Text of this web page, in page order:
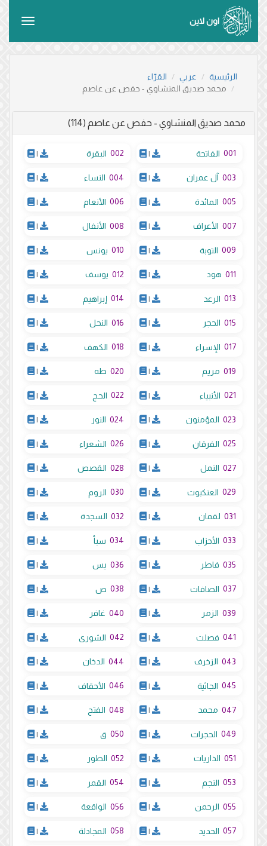
اون لاين
Toggle
الرئيسية عربي
القرّاء
محمد صديق المنشاوي - حفص عن عاصم
محمد صديق المنشاوي - حفص عن عاصم (114)
001 الفاتحة |
002 البقرة |
003 آل عمران |
004 النساء |
005 المائدة |
006 الأنعام |
007 الأعراف |
008 الأنفال |
009 التوبة |
010 يونس |
011 هود |
012 يوسف |
013 الرعد |
014 إبراهيم |
015 الحجر |
016 النحل |
017 الإسراء |
018 الكهف |
019 مريم |
020 طه |
021 الأنبياء |
022 الحج |
023 المؤمنون |
024 النور |
025 الفرقان |
026 الشعراء |
027 النمل |
028 القصص |
029 العنكبوت |
030 الروم |
031 لقمان |
032 السجدة |
033 الأحزاب |
034 سبأ |
035 فاطر |
036 يس |
037 الصافات |
038 ص |
039 الزمر |
040 غافر |
041 فصلت |
042 الشورى |
043 الزخرف |
044 الدخان |
045 الجاثية |
046 الأحقاف |
047 محمد |
048 الفتح |
049 الحجرات |
050 ق |
051 الذاريات |
052 الطور |
053 النجم |
054 القمر |
055 الرحمن |
056 الواقعة |
057 الحديد |
058 المجادلة |